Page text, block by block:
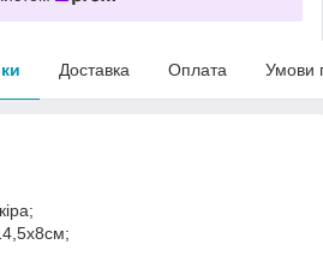
Доставка Оплата Умови